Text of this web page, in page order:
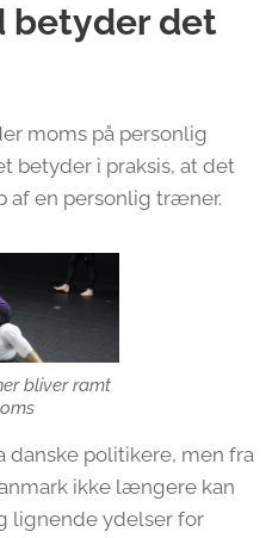
betyder det
moms på personlig
i praksis, at det
af en personlig træner.
bliver ramt
politikere, men fra
ikke længere kan
lignende ydelser for